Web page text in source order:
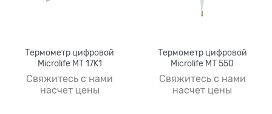
Термометр цифровой
Microlife MT 17K1
Свяжитесь с нами
насчет цены
Термометр цифровой
Microlife MT 550
Свяжитесь с нами
насчет цены